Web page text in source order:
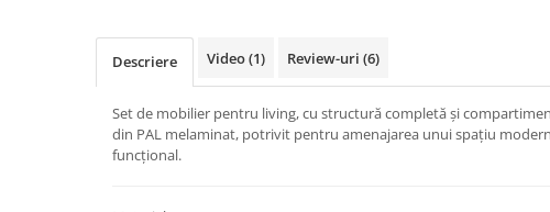
Descriere Video(1) Review-uri (6)
Set de mobilier pentru living, cu structură completă și
din PAL melaminat, potrivit pentru amenajarea unui spațiu
funcțional.